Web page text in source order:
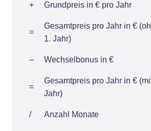
+ Grundpreis in € pro Jahr
=
Gesamtpreis pro Jahr in €
1. Jahr)
– Wechselbonus in €
=
Gesamtpreis pro Jahr in €
Jahr)
/ Anzahl Monate